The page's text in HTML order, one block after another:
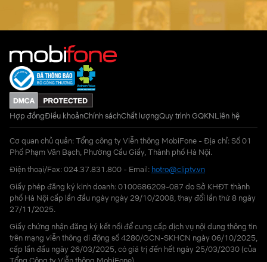
Hợp đồngĐiều khoảnChính sáchChất lượngQuy trình GQKNLiên hệ
Cơ quan chủ quản: Tổng công ty Viễn thông MobiFone - Địa chỉ: Số 01
Phố Phạm Văn Bạch, Phường Cầu Giấy, Thành phố Hà Nội.
Điện thoại/Fax: 024.37.831.800 - Email: hotro@cliptv.vn
Giấy phép đăng ký kinh doanh: 0100686209-087 do Sở KHĐT thành
phố Hà Nội cấp lần đầu ngày ngày 29/10/2008, thay đổi lần thứ 8 ngày
27/11/2025.
Giấy chứng nhận đăng ký kết nối để cung cấp dịch vụ nội dung thông tin
trên mạng viễn thông di động số 4280/GCN-SKHCN ngày 06/10/2025,
cấp lần đầu ngày 26/03/2025, có giá trị đến hết ngày 25/03/2030 (của